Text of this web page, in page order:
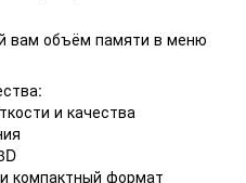
вам объём памяти в меню
и качества
компактный формат